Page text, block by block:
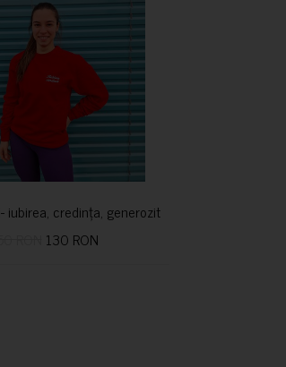
iubirea, credința, generozitatea vindecă
130 RON
CUMPARA